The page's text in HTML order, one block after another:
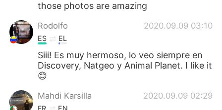
those photos are amazing
Rodolfo 2020.09.09 03:10
ES EL
Siii! Es muy hermoso, lo veo siempre en
Discovery, Natgeo y Animal Planet. I like it
😊
Mahdi Karsilla 2020.09.09 02:29
FR EN